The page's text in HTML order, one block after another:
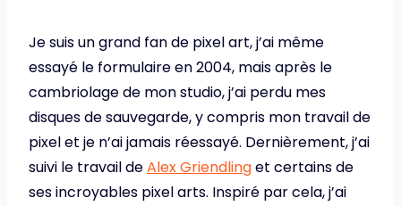
Je suis un grand fan de pixel art, j’ai même
essayé le formulaire en 2004, mais après le
cambriolage de mon studio, j’ai perdu mes
disques de sauvegarde, y compris mon travail de
pixel et je n’ai jamais réessayé. Dernièrement, j’ai
suivi le travail deAlex Griendlinget certains de
ses incroyables pixel arts. Inspiré par cela, j’ai